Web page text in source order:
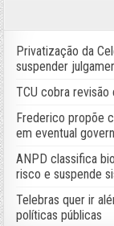
Privatização da
suspender
TCU cobra revisão
Frederico propõe
em eventual
ANPD classifica
risco e suspende
Telebras quer ir
políticas públicas